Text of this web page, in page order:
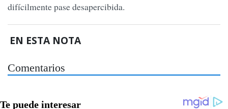
difícilmente pase desapercibida.
EN ESTA NOTA
Comentarios